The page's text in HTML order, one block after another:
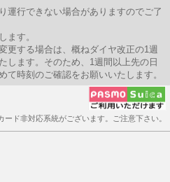
行できない場合がありますのでご了
す。
更する場合は、概ねダイヤ改正の1週
します。そのため、1週間以上先の日
て時刻のご確認をお願いいたします。
ド非対応系統がございます。ご注意下さい。